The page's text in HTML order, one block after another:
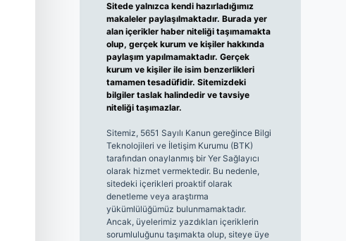
Sitede yalnızca kendi hazırladığımız
makaleler paylaşılmaktadır. Burada yer
alan içerikler haber niteliği taşımamakta
olup, gerçek kurum ve kişiler hakkında
paylaşım yapılmamaktadır. Gerçek
kurum ve kişiler ile isim benzerlikleri
tamamen tesadüfidir. Sitemizdeki
bilgiler taslak halindedir ve tavsiye
niteliği taşımazlar.
Sitemiz, 5651 Sayılı Kanun gereğince Bilgi
Teknolojileri ve İletişim Kurumu (BTK)
tarafından onaylanmış bir Yer Sağlayıcı
olarak hizmet vermektedir. Bu nedenle,
sitedeki içerikleri proaktif olarak
denetleme veya araştırma
yükümlülüğümüz bulunmamaktadır.
Ancak, üyelerimiz yazdıkları içeriklerin
sorumluluğunu taşımakta olup, siteye üye